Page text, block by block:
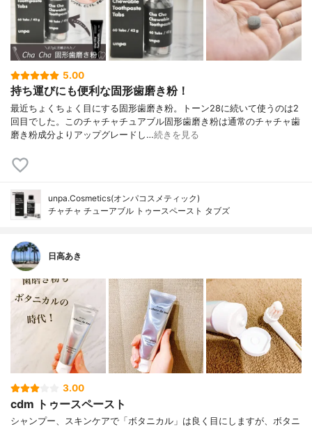
5.00
持ち運びにも便利な固形歯磨き粉！
最近ちょくちょく目にする固形歯磨き粉。トーン28に続いて使うのは2
回目でした。このチャチャチュアブル固形歯磨き粉は通常のチャチャ歯
磨き粉成分よりアップグレードし…続きを見る
unpa.Cosmetics(オンパコスメティック)
チャチャ チューアブル トゥースペースト タブズ
日高あき
3.00
cdm トゥースペースト
シャンプー、スキンケアで「ボタニカル」は良く目にしますが、ボタニ